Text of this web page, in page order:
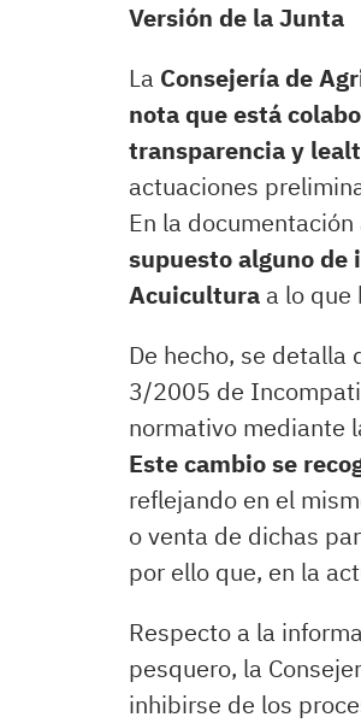
Versión de la Junta
La Consejería de
nota que está
transparencia y
actuaciones
En la
supuesto alguno
Acuicultura a lo que
De hecho, se detalla
3/2005 de
normativo mediante
Este cambio se
reflejando en el
o venta de dichas
por ello que, en la
Respecto a la
pesquero, la
inhibirse de los